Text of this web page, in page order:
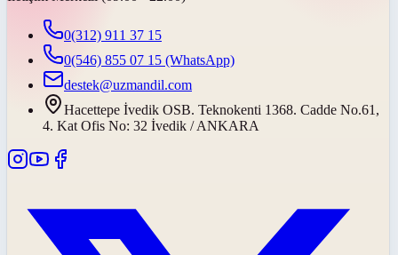
0(312) 911 37 15
0(546) 855 07 15 (WhatsApp)
destek@uzmandil.com
Hacettepe İvedik OSB. Teknokenti 1368. Cadde No.61,
4. Kat Ofis No: 32 İvedik / ANKARA